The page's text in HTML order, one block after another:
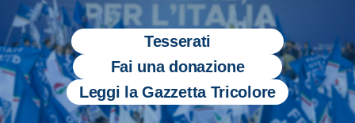
Tesserati
Fai una donazione
Leggi la Gazzetta Tricolore